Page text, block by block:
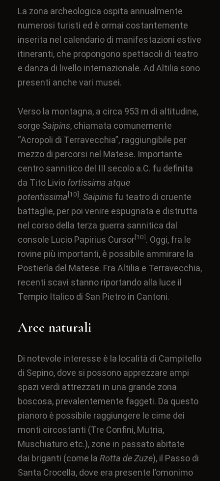
La zona archeologica ospita annualmente
numerosi turisti ed è ormai costantemente
inserita nel calendario di manifestazioni estive
itineranti, che propongono spettacoli di teatro
e danza di livello internazionale. Ad Altilia sono
presenti anche vari musei.
Verso la montagna, a circa 953 m di altitudine,
sorge Saipins, chiamata comunemente
“Acropoli di Terravecchia”, raggiungibile per
mezzo di percorsi nel Matese. Importante
centro sanniticodel III secolo a.C. fu definita
da Tito Livio fortissima atque
potentissima[10]. Saipinisfu teatro di cruente
battaglie, per poi venire espugnata e distrutta
nel corso della terza guerra sannitica dal
console Lucio Papirius Cursor[10]. Oggi, fra le
rovine più importanti, è possibile ammirare la
Postierla del Matese. Fra Altilia e Terravecchia,
recenti scavi stanno riportando alla luce il
Tempio Italico di San Pietro in Cantoni.
Aree naturali
Di notevole interesse è la località di Campitello
di Sepino, dove si possono apprezzare ampi
spazi verdi attrezzati in una grande zona
boscosa, prevalentemente faggeti. Da questo
pianoro è possibile raggiungere le cime dei
monti circostanti (Tre Confini, Mutria,
Muschiaturo etc.), zone in passato abitate
dai briganti (come la Rotta de Zuze), il Passo di
Santa Crocella, dove era presente l’omonimo